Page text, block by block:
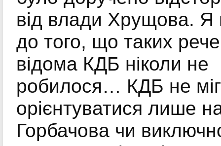
від влади Хрущова. Я
до того, що таких
відома КДБ ніколи не
робилося… КДБ не міг
орієнтуватися лише
Горбачова чи